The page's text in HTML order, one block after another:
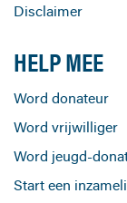
Disclaimer
HELP MEE
Word donateur
Word vrijwilliger
Word jeugd-
Start een